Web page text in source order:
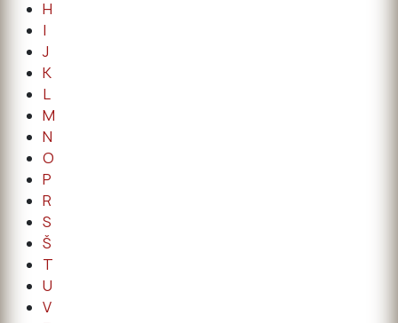
H
I
J
K
L
M
N
O
P
R
S
Š
T
U
V